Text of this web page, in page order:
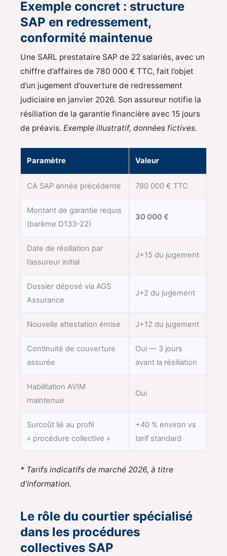
Exemple concret : structure
SAP en redressement,
conformité maintenue
Une SARL prestataire SAP de 22 salariés, avec un
chiffre d’affaires de 780 000 € TTC, fait l’objet
d’un jugement d’ouverture de redressement
judiciaire en janvier 2026. Son assureur notifie la
résiliation de la garantie financière avec 15 jours
de préavis. Exemple illustratif, données fictives.
Paramètre Valeur
CA SAP année précédente 780 000 € TTC
Montant de garantie requis
(barème D133-22)
30 000 €
Date de résiliation par
l’assureur initial
J+15 du jugement
Dossier déposé via AGS
Assurance
J+2 du jugement
Nouvelle attestation émise J+12 du jugement
Continuité de couverture
assurée
Oui — 3 jours
avant la résiliation
Habilitation AVIM
maintenue
Oui
Surcoût lié au profil
« procédure collective »
+40 % environ vs
tarif standard
* Tarifs indicatifs de marché 2026, à titre
d’information.
Le rôle du courtier spécialisé
dans les procédures
collectives SAP